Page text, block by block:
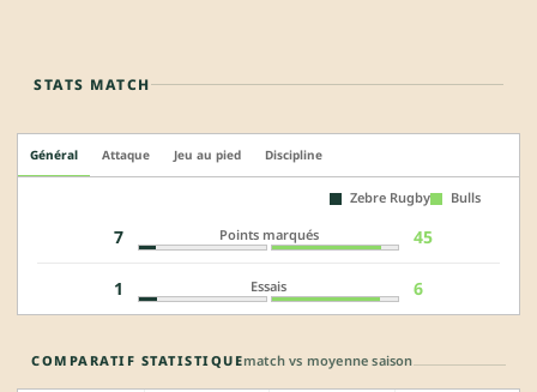
STATS MATCH
Général Attaque Jeu au pied Discipline
Zebre Rugby Bulls
7 Points marqués 45
1 Essais 6
COMPARATIF STATISTIQUEmatch vs moyenne saison